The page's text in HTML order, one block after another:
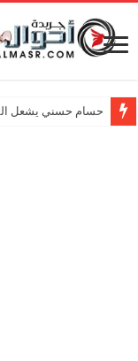
حسام حسني يشعل